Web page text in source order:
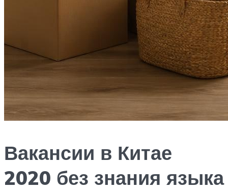
Вакансии в Китае
2020 без знания языка